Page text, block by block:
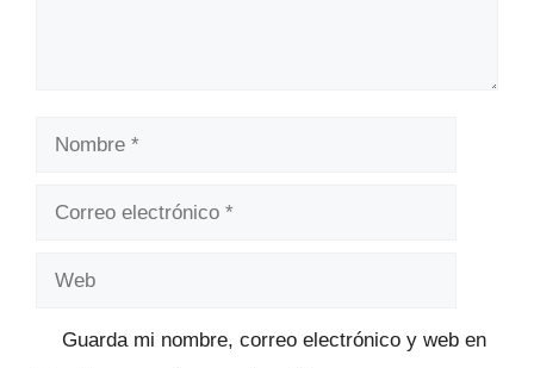
Nombre
Correo
Web
Guarda mi nombre, correo electrónico y web en